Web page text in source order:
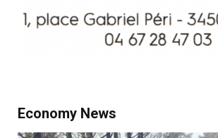
Economy News